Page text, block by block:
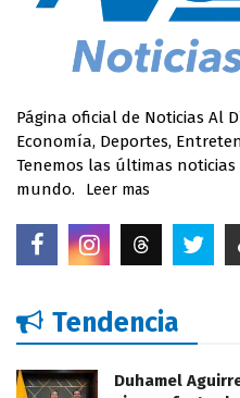
Página oficial de Noticias Al
Economía, Deportes,
Tenemos las últimas
mundo.
Leer mas
Tendencia
Duhamel